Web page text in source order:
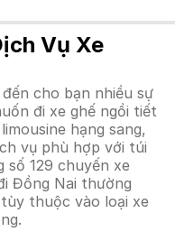
Vụ Xe
cho bạn nhiều sự
đi xe ghế ngồi tiết
hạng sang,
vụ phù hợp với túi
số 129 chuyến xe
Đồng Nai thường
thuộc vào loại xe